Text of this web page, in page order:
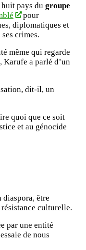
huit pays du groupe
pour
diplomatiques et
crimes.
même qui regarde
Karufe a parlé d’un
dit-il, un
quoi que ce soit
et au génocide
diaspora, être
culturelle.
par une entité
de nous